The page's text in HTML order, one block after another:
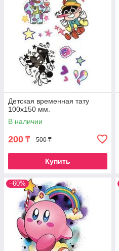
Детская временная тату
100х150 мм.
В наличии
200 ₸ 500 ₸
Купить
–60%